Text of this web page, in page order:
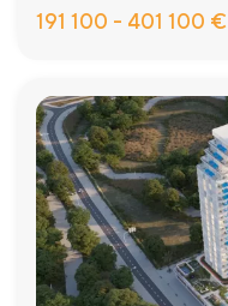
191 100 - 401 100 €